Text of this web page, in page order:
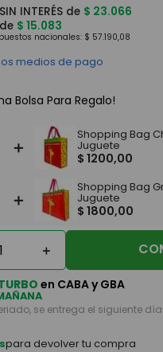
INTERÉS de $ 23.066
$ 15.083
nacionales: $ 57.190,08
medios de pago
Bolsa Para Regalo!
＋
Shopping Bag
Juguete
$ 1200,00
＋
Shopping Bag
Juguete
$ 1800,00
＋
en CABA y GBA
se entrega el siguiente
para devolver tu compra